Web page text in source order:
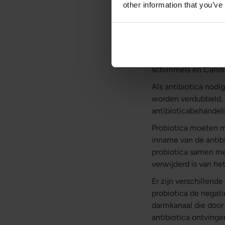
other information that
gaan.
Er zijn momenten
diversiteit van de
verschillende
soortdiversiteit,
schimmels en
Als antibiotica
worden
Probiotica moeten
inname van de
probiotica samen
verwijderd is van
Er zijn
probiotica de
darmkanaal die
antibiotica